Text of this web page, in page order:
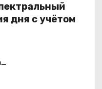
дня с учётом